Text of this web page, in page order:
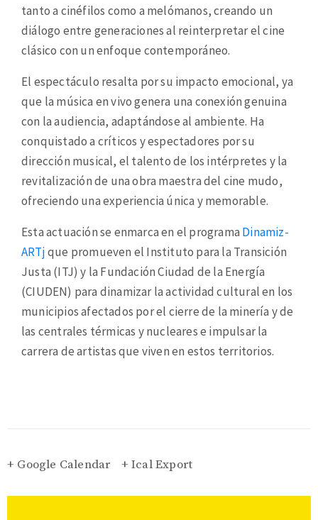
tanto a cinéfilos como a melómanos, creando un
diálogo entre generaciones al reinterpretar el cine
clásico con un enfoque contemporáneo.
El espectáculo resalta por su impacto emocional, ya
que la música en vivo genera una conexión genuina
con la audiencia, adaptándose al ambiente. Ha
conquistado a críticos y espectadores por su
dirección musical, el talento de los intérpretes y la
revitalización de una obra maestra del cine mudo,
ofreciendo una experiencia única y memorable.
Esta actuación se enmarca en el programa Dinamiz-
ARTjque promueven el Instituto para la Transición
Justa (ITJ) y la Fundación Ciudad de la Energía
(CIUDEN) para dinamizar la actividad cultural en los
municipios afectados por el cierre de la minería y de
las centrales térmicas y nucleares e impulsar la
carrera de artistas que viven en estos territorios.
+ Google Calendar + Ical Export